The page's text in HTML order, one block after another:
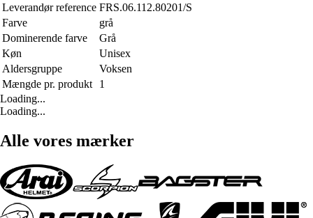
Leverandør reference FRS.06.112.80201/S
Farve
grå
Dominerende farve
Grå
Køn
Unisex
Aldersgruppe
Voksen
Mængde pr. produkt
1
Loading...
Loading...
Alle vores mærker